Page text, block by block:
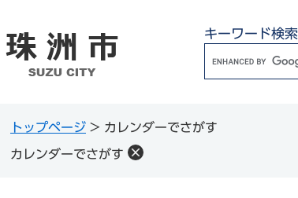
キーワード検索
l
トップページ > カレンダーでさがす
カレンダーでさがす